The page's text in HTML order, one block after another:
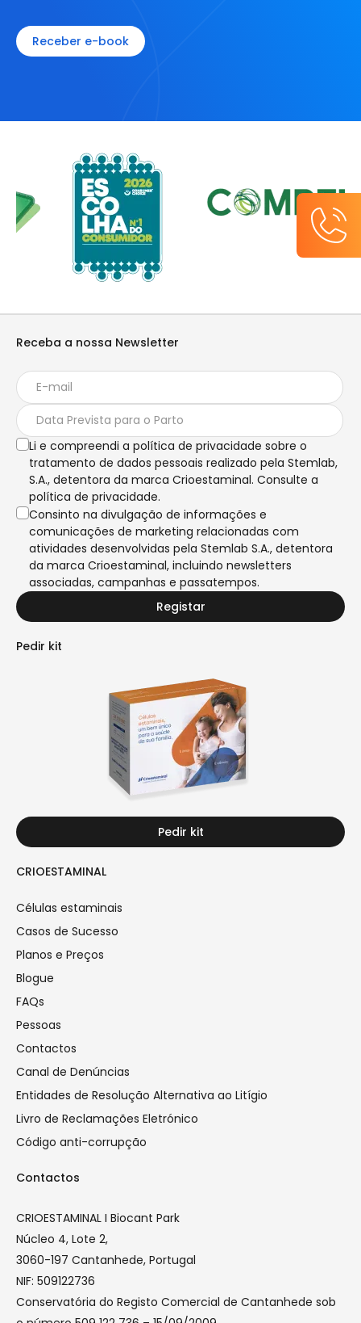
Receber e-book
CRIOESTAMINAL
Células estaminais
Casos de Sucesso
Planos e Preços
Blogue
FAQs
Pessoas
Contactos
Canal de Denúncias
Entidades de Resolução Alternativa ao Litígio
Livro de Reclamações Eletrónico
Código anti-corrupção
Contactos
CRIOESTAMINAL I Biocant Park
Núcleo 4, Lote 2,
3060-197 Cantanhede, Portugal
NIF: 509122736
Conservatória do Registo Comercial de Cantanhede sob
Pedir kit
Pedir kit
Receba a nossa Newsletter
Li e compreendi a política de privacidade sobre o
tratamento de dados pessoais realizado pela Stemlab,
S.A., detentora da marca Crioestaminal. Consulte a
política de privacidade.
Consinto na divulgação de informações e
comunicações de marketing relacionadas com
atividades desenvolvidas pela Stemlab S.A., detentora
da marca Crioestaminal, incluindo newsletters
associadas, campanhas e passatempos.
Registar